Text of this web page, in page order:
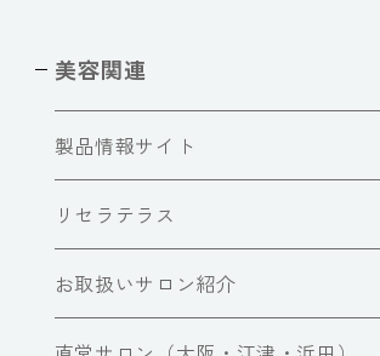
美容関連
製品情報サイト
リセラテラス
お取扱いサロン紹介